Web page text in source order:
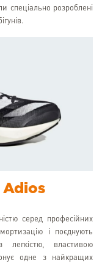
спеціально розроблені
серед професійних
і поєднують
легкістю, властивою
одне з найкращих